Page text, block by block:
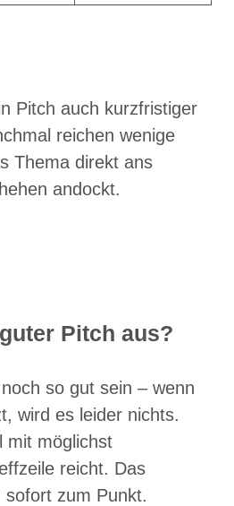
Pitch auch kurzfristiger
reichen wenige
Thema direkt ans
andockt.
Pitch aus?
so gut sein – wenn
wird es leider nichts.
mit möglichst
reicht. Das
zum Punkt.